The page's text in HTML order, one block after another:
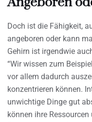
Doch ist die Fähigkeit,
angeboren oder kann
Gehirn ist irgendwie
“Wir wissen zum
vor allem dadurch
konzentrieren können.
unwichtige Dinge gut
können ihre